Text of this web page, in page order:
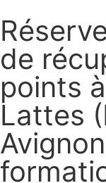
de
points
Lattes